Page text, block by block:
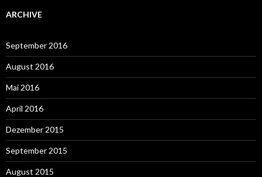
ARCHIVE
September 2016
August 2016
Mai 2016
April 2016
Dezember 2015
September 2015
August 2015